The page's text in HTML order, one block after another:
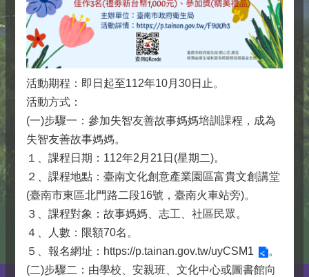
活動期程：即日起至112年10月30日止。
活動方式：
(一)步驟一：參加失智友善故事媽媽培訓課程，成為
失智友善故事媽媽。
１、課程日期：112年2月21日(星期二)。
２、課程地點：臺南文化創意產業園區富貴文創講堂
(臺南市東區北門路二段16號，臺南火車站旁)。
３、課程對象：故事媽媽、志工、社區民眾。
４、人數：限額70名。
５、報名網址： https://p.tainan.gov.tw/uyCSM1
。
(二)步驟二：由學校、安親班、文化中心或圖書館向